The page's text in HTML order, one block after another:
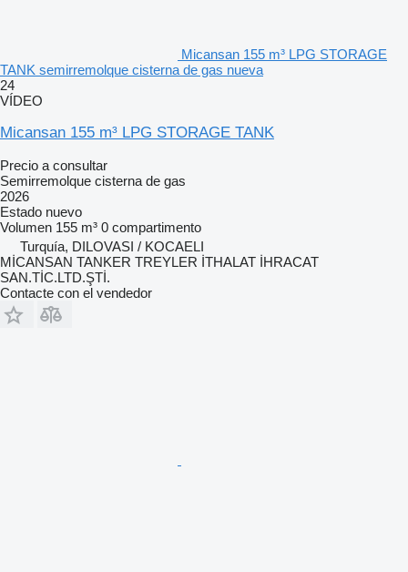
Micansan 155 m³ LPG STORAGE
TANK semirremolque cisterna de gas nueva
24
VÍDEO
Micansan 155 m³ LPG STORAGE TANK
Precio a consultar
Semirremolque cisterna de gas
2026
Estado nuevo
Volumen 155 m³ 0 compartimento
Turquía, DILOVASI / KOCAELI
MİCANSAN TANKER TREYLER İTHALAT İHRACAT
SAN.TİC.LTD.ŞTİ.
Contacte con el vendedor